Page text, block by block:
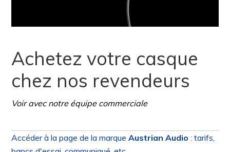
Achetez votre casque
chez nos revendeurs
Voir avec notre équipe commerciale
Accéder à la page de la marqueAustrian Audio : tarifs,